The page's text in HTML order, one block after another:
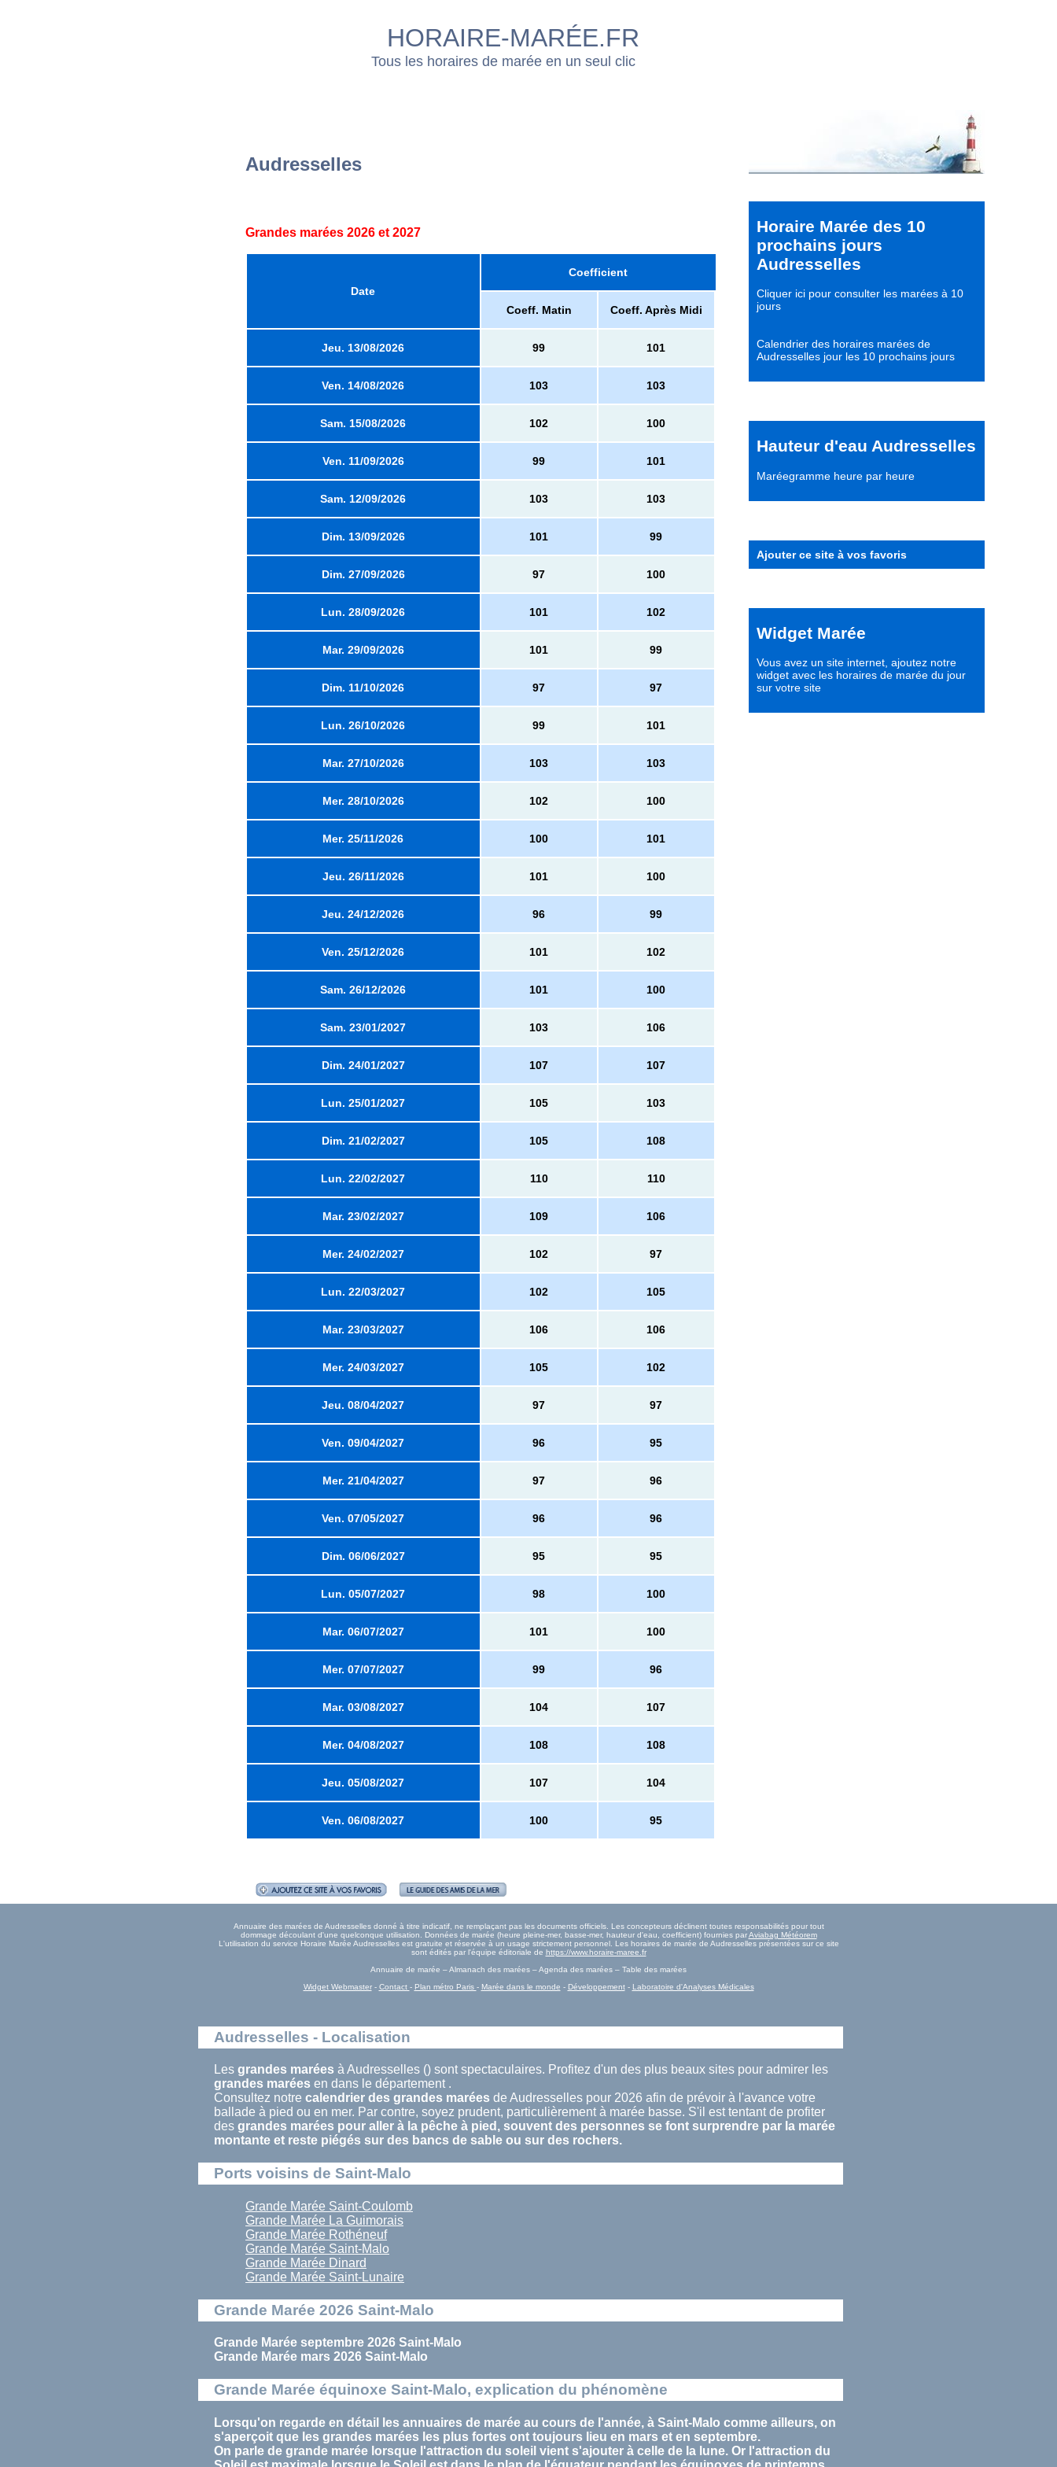
HORAIRE-MARÉE.FR
Tous les horaires de marée en un seul clic
Audresselles
Grandes marées 2026 et 2027
Date
Coefficient
Coeff. Matin Coeff. Après Midi
Jeu. 13/08/2026 99 101
Ven. 14/08/2026 103 103
Sam. 15/08/2026 102 100
Ven. 11/09/2026 99 101
Sam. 12/09/2026 103 103
Dim. 13/09/2026 101 99
Dim. 27/09/2026 97 100
Lun. 28/09/2026 101 102
Mar. 29/09/2026 101 99
Dim. 11/10/2026 97 97
Lun. 26/10/2026 99 101
Mar. 27/10/2026 103 103
Mer. 28/10/2026 102 100
Mer. 25/11/2026 100 101
Jeu. 26/11/2026 101 100
Jeu. 24/12/2026 96 99
Ven. 25/12/2026 101 102
Sam. 26/12/2026 101 100
Sam. 23/01/2027 103 106
Dim. 24/01/2027 107 107
Lun. 25/01/2027 105 103
Dim. 21/02/2027 105 108
Lun. 22/02/2027 110 110
Mar. 23/02/2027 109 106
Mer. 24/02/2027 102 97
Lun. 22/03/2027 102 105
Mar. 23/03/2027 106 106
Mer. 24/03/2027 105 102
Jeu. 08/04/2027 97 97
Ven. 09/04/2027 96 95
Mer. 21/04/2027 97 96
Ven. 07/05/2027 96 96
Dim. 06/06/2027 95 95
Lun. 05/07/2027 98 100
Mar. 06/07/2027 101 100
Mer. 07/07/2027 99 96
Mar. 03/08/2027 104 107
Mer. 04/08/2027 108 108
Jeu. 05/08/2027 107 104
Ven. 06/08/2027 100 95
Horaire Marée des 10
prochains jours
Audresselles
Cliquer ici pour consulter les marées à 10
jours
Calendrier des horaires marées de
Audresselles jour les 10 prochains jours
Hauteur d'eau Audresselles
Maréegramme heure par heure
Ajouter ce site à vos favoris
Widget Marée
Vous avez un site internet, ajoutez notre
widget avec les horaires de marée du jour
sur votre site
Annuaire des marées de Audresselles donné à titre indicatif, ne remplaçant pas les documents officiels. Les concepteurs déclinent toutes responsabilités pour tout
dommage découlant d'une quelconque utilisation. Données de marée (heure pleine-mer, basse-mer, hauteur d'eau, coefficient) fournies parAviabag Météorem
L'utilisation du service Horaire Marée Audresselles est gratuite et réservée à un usage strictement personnel. Les horaires de marée de Audresselles présentées sur ce site
sont édités par l'équipe éditoriale de https://www.horaire-maree.fr
Annuaire de marée – Almanach des marées – Agenda des marées – Table des marées
Widget Webmaster- Contact - Plan métro Paris - Marée dans le monde - Développement- Laboratoire d'Analyses Médicales
Audresselles - Localisation
Les grandes marées à Audresselles () sont spectaculaires. Profitez d'un des plus beaux sites pour admirer les
grandes marées en dans le département .
Consultez notre calendrier des grandes marées de Audresselles pour 2026 afin de prévoir à l'avance votre
ballade à pied ou en mer. Par contre, soyez prudent, particulièrement à marée basse. S'il est tentant de profiter
des grandes marées pour aller à la pêche à pied, souvent des personnes se font surprendre par la marée
montante et reste piégés sur des bancs de sable ou sur des rochers.
Ports voisins de Saint-Malo
Grande Marée Saint-Coulomb
Grande Marée La Guimorais
Grande Marée Rothéneuf
Grande Marée Saint-Malo
Grande Marée Dinard
Grande Marée Saint-Lunaire
Grande Marée 2026 Saint-Malo
Grande Marée septembre 2026 Saint-Malo
Grande Marée mars 2026 Saint-Malo
Grande Marée équinoxe Saint-Malo, explication du phénomène
Lorsqu'on regarde en détail les annuaires de marée au cours de l'année, à Saint-Malo comme ailleurs, on
s'aperçoit que les grandes marées les plus fortes ont toujours lieu en mars et en septembre.
On parle de grande marée lorsque l'attraction du soleil vient s'ajouter à celle de la lune. Or l'attraction du